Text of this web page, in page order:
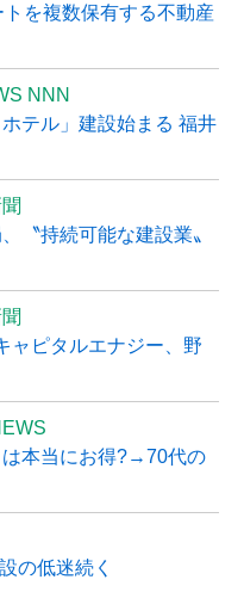
を複数保有する不動産
NNN
テル」建設始まる 福井
〝持続可能な建設業〟
ャピタルエナジー、野
は本当にお得?→70代の
の低迷続く